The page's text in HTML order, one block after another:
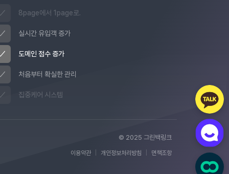
8page에서 1page로.
실시간 유입객 증가
도메인 점수 증가
처음부터 확실한 관리
집중케어 시스템
© 2025 그린백링크
이용약관 개인정보처리방침 면책조항